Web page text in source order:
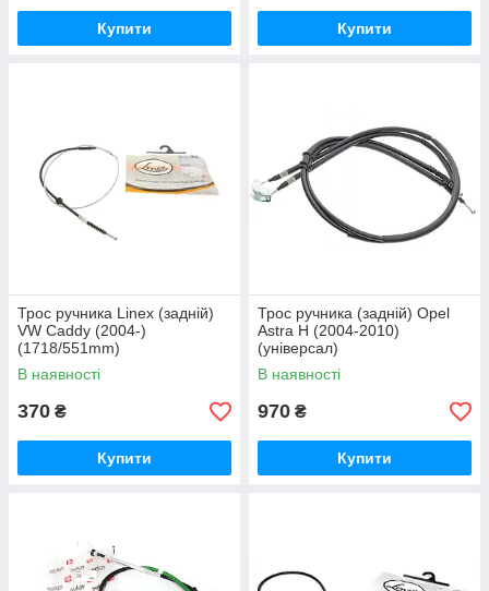
Купити Купити
Трос ручника Linex (задній)
VW Caddy (2004-)
(1718/551mm)
В наявності
370 ₴
Купити
Трос ручника (задній) Opel
Astra H (2004-2010)
(універсал)
(1735/1550+1760/1580mm)
Linex
В наявності
970 ₴
Купити